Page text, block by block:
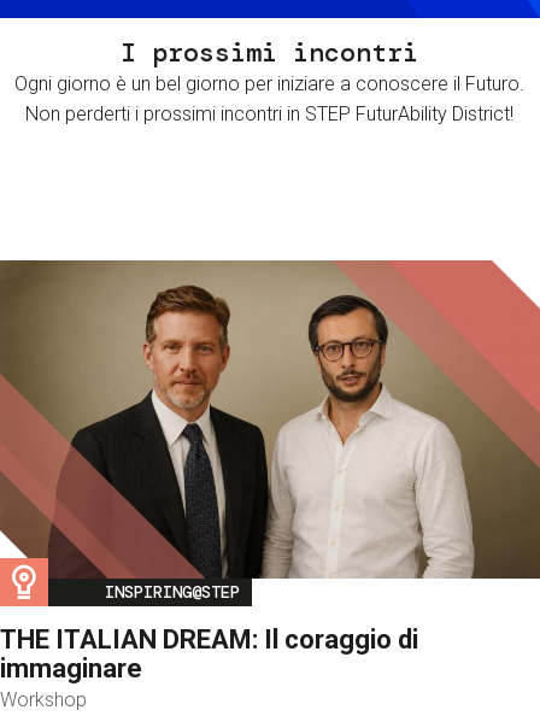
I prossimi incontri
Ogni giorno è un bel giorno per iniziare a conoscere il Futuro.
Non perderti i prossimi incontri in STEP FuturAbility District!
Image
INSPIRING@STEP
THE ITALIAN DREAM: Il coraggio di
immaginare
Workshop